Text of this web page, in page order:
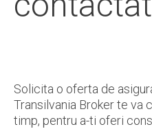
Solicita o oferta de
Transilvania Broker te va
timp, pentru a-ti oferi